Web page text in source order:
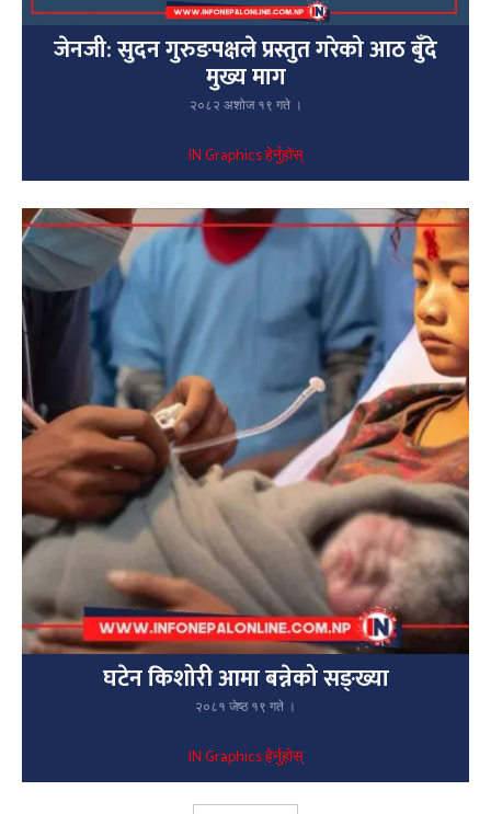
जेनजी: सुदन गुरुङपक्षले प्रस्तुत गरेको आठ बुँदे
मुख्य माग
२०८२ अशोज १९ गते ।
IN Graphics हेर्नुहोस्
घटेन किशोरी आमा बन्नेको सङ्ख्या
२०८१ जेष्ठ १९ गते ।
IN Graphics हेर्नुहोस्